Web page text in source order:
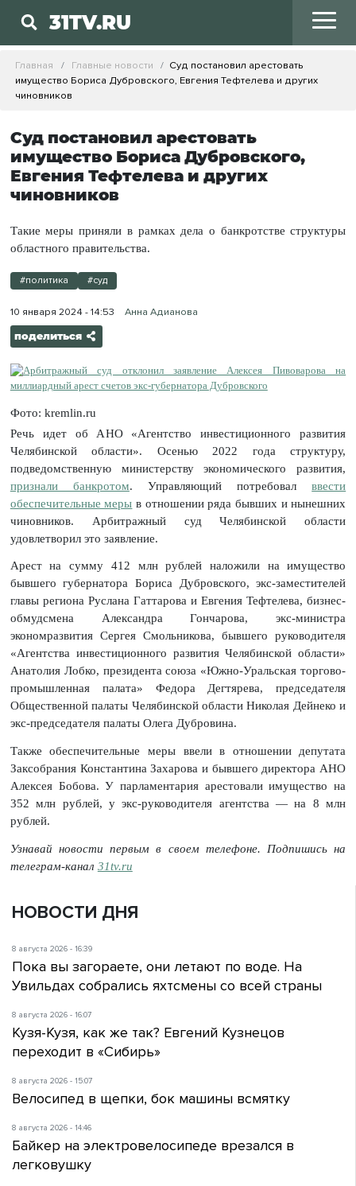
31TV.RU
Главная Главные новости
Суд постановил арестовать
имущество Бориса Дубровского, Евгения Тефтелева и других
чиновников
Суд постановил арестовать
имущество Бориса Дубровского,
Евгения Тефтелева и других
чиновников
Такие меры приняли в рамках дела о банкротстве структуры
областного правительства.
#политика #суд
10 января 2024 - 14:53 Анна Адианова
поделиться
Фото: kremlin.ru
Речь идет об АНО «Агентство инвестиционного развития
Челябинской области». Осенью 2022 года структуру,
подведомственную министерству экономического развития,
признали банкротом. Управляющий потребовалввести
обеспечительные меры в отношении ряда бывших и нынешних
чиновников. Арбитражный суд Челябинской области
удовлетворил это заявление.
Арест на сумму 412 млн рублей наложили на имущество
бывшего губернатора Бориса Дубровского, экс-заместителей
главы региона Руслана Гаттарова и Евгения Тефтелева, бизнес-
обмудсмена Александра Гончарова, экс-министра
экономразвития Сергея Смольникова, бывшего руководителя
«Агентства инвестиционного развития Челябинской области»
Анатолия Лобко, президента союза «Южно-Уральская торгово-
промышленная палата» Федора Дегтярева, председателя
Общественной палаты Челябинской области Николая Дейнеко и
экс-председателя палаты Олега Дубровина.
Также обеспечительные меры ввели в отношении депутата
Заксобрания Константина Захарова и бывшего директора АНО
Алексея Бобова. У парламентария арестовали имущество на
352 млн рублей, у экс-руководителя агентства — на 8 млн
рублей.
Узнавай новости первым в своем телефоне. Подпишись на
телеграм-канал 31tv.ru
НОВОСТИ ДНЯ
8 августа 2026 - 16:39
Пока вы загораете, они летают по воде. На
Увильдах собрались яхтсмены со всей страны
8 августа 2026 - 16:07
Кузя-Кузя, как же так? Евгений Кузнецов
переходит в «Сибирь»
8 августа 2026 - 15:07
Велосипед в щепки, бок машины всмятку
8 августа 2026 - 14:46
Байкер на электровелосипеде врезался в
легковушку